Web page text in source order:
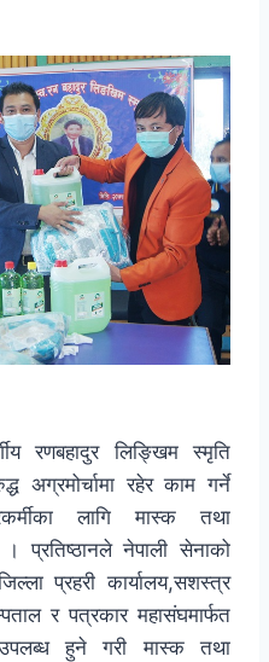
रणबहादुर लिङ्खिम स्मृति
अग्रमोर्चामा रहेर काम गर्ने
लागि मास्क तथा
प्रतिष्ठानले नेपाली सेनाको
प्रहरी कार्यालय,सशस्त्र
र पत्रकार महासंघमार्फत
हुने गरी मास्क तथा